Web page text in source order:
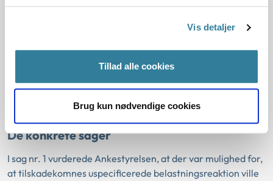
Vis detaljer
Tillad alle cookies
Brug kun nødvendige cookies
bidraget fra den arbejdsmæssige belastning, ikke kan
kvantificeres, er ikke alene tilstrækkeligt til at afvise at
forelægge sagen for Erhvervssygdomsudvalget.
De konkrete sager
I sag nr. 1 vurderede Ankestyrelsen, at der var mulighed for,
at tilskadekomnes uspecificerede belastningsreaktion ville